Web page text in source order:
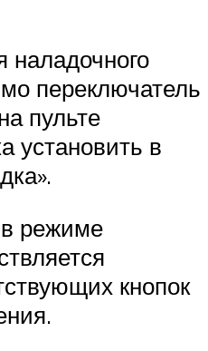
наладочного
переключатель
пульте
установить в
в режиме
кнопок